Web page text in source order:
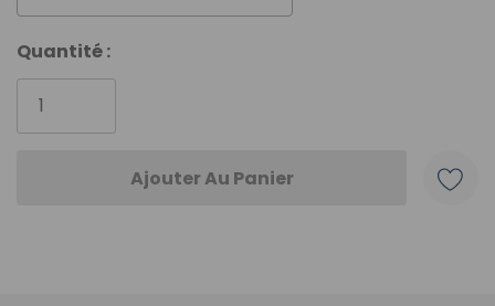
Stock
actuel
Quantité :